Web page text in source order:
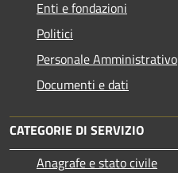
Enti e fondazioni
Politici
Personale Amministrativo
Documenti e dati
CATEGORIE DI SERVIZIO
Anagrafe e stato civile